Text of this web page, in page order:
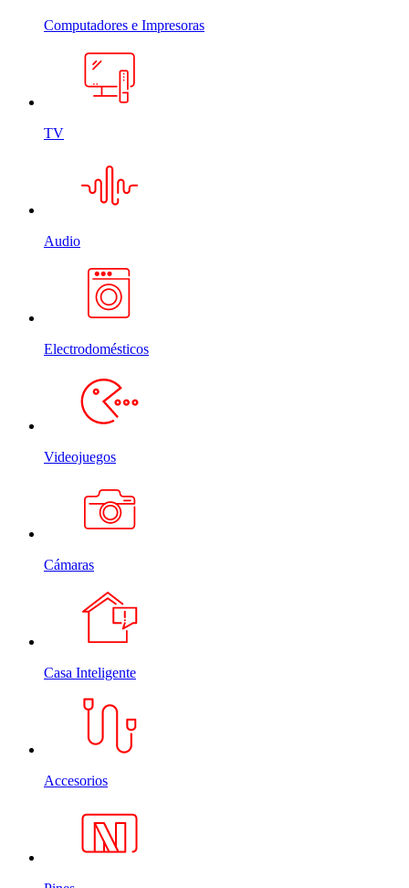
Computadores e Impresoras
TV
Audio
Electrodomésticos
Videojuegos
Cámaras
Casa Inteligente
Accesorios